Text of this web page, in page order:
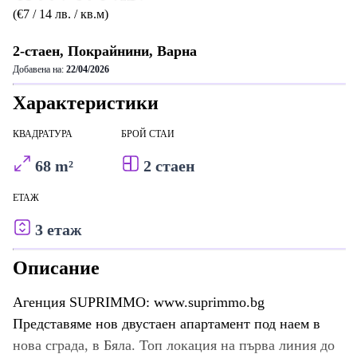
(€7 / 14 лв. / кв.м)
2-стаен, Покрайнини, Варна
Добавена на: 22/04/2026
Характеристики
КВАДРАТУРА
68 m²
БРОЙ СТАИ
2 стаен
ЕТАЖ
3 етаж
Описание
Агенция SUPRIMMO: www.suprimmo.bg
Представяме нов двустаен апартамент под наем в
нова сграда, в Бяла. Топ локация на първа линия до